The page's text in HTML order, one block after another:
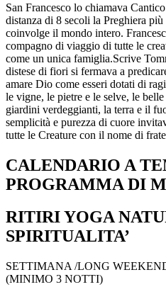
San Francesco lo chiamava
distanza di 8 secoli la Preghiera
coinvolge il mondo intero.
compagno di viaggio di tutte le
come un unica famiglia.Scrive
distese di fiori si fermava a
amare Dio come esseri dotati di
le vigne, le pietre e le selve, le
giardini verdeggianti, la terra e il
semplicità e purezza di cuore
tutte le Creature con il nome di
CALENDARIO A
PROGRAMMA DI
RITIRI YOGA
SPIRITUALITA’
SETTIMANA /LONG
(MINIMO 3 NOTTI)